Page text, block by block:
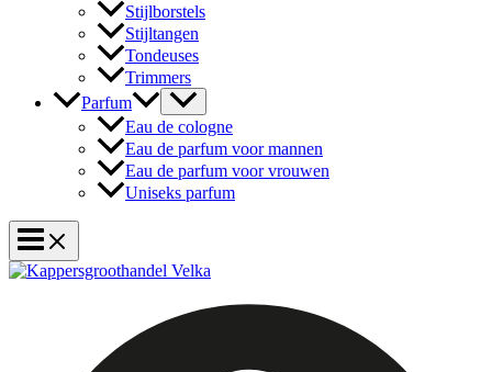
Stijlborstels
Stijltangen
Tondeuses
Trimmers
Parfum
Eau de cologne
Eau de parfum voor mannen
Eau de parfum voor vrouwen
Uniseks parfum